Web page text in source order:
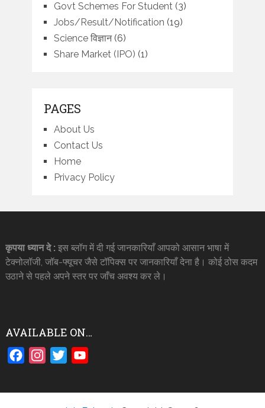
Govt Schemes For Student (3)
Jobs/Result/Notification (19)
Science विज्ञान(6)
Share Market (IPO) (1)
PAGES
About Us
Contact Us
Home
Privacy Policy
कृपया ध्यान दे : इस ब्लॉग में दी गई जानकारियाँ आपको आसान भाषा में
टेक्नोलॉजी, जॉब-फ्यूचर जैसे टॉपिक्स पर जानकारियाँ देना है। कोई ठोस कदम
उठाने से पहले अपने स्तर पर जाँच अवश्य कर ले।
AVAILABLE ON…
FacebookInstagram
Twitter